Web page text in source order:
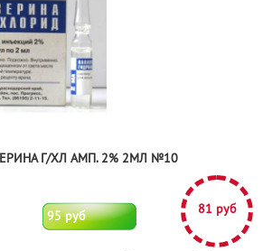
Г/ХЛ АМП. 2% 2МЛ №10
95 руб 81 руб